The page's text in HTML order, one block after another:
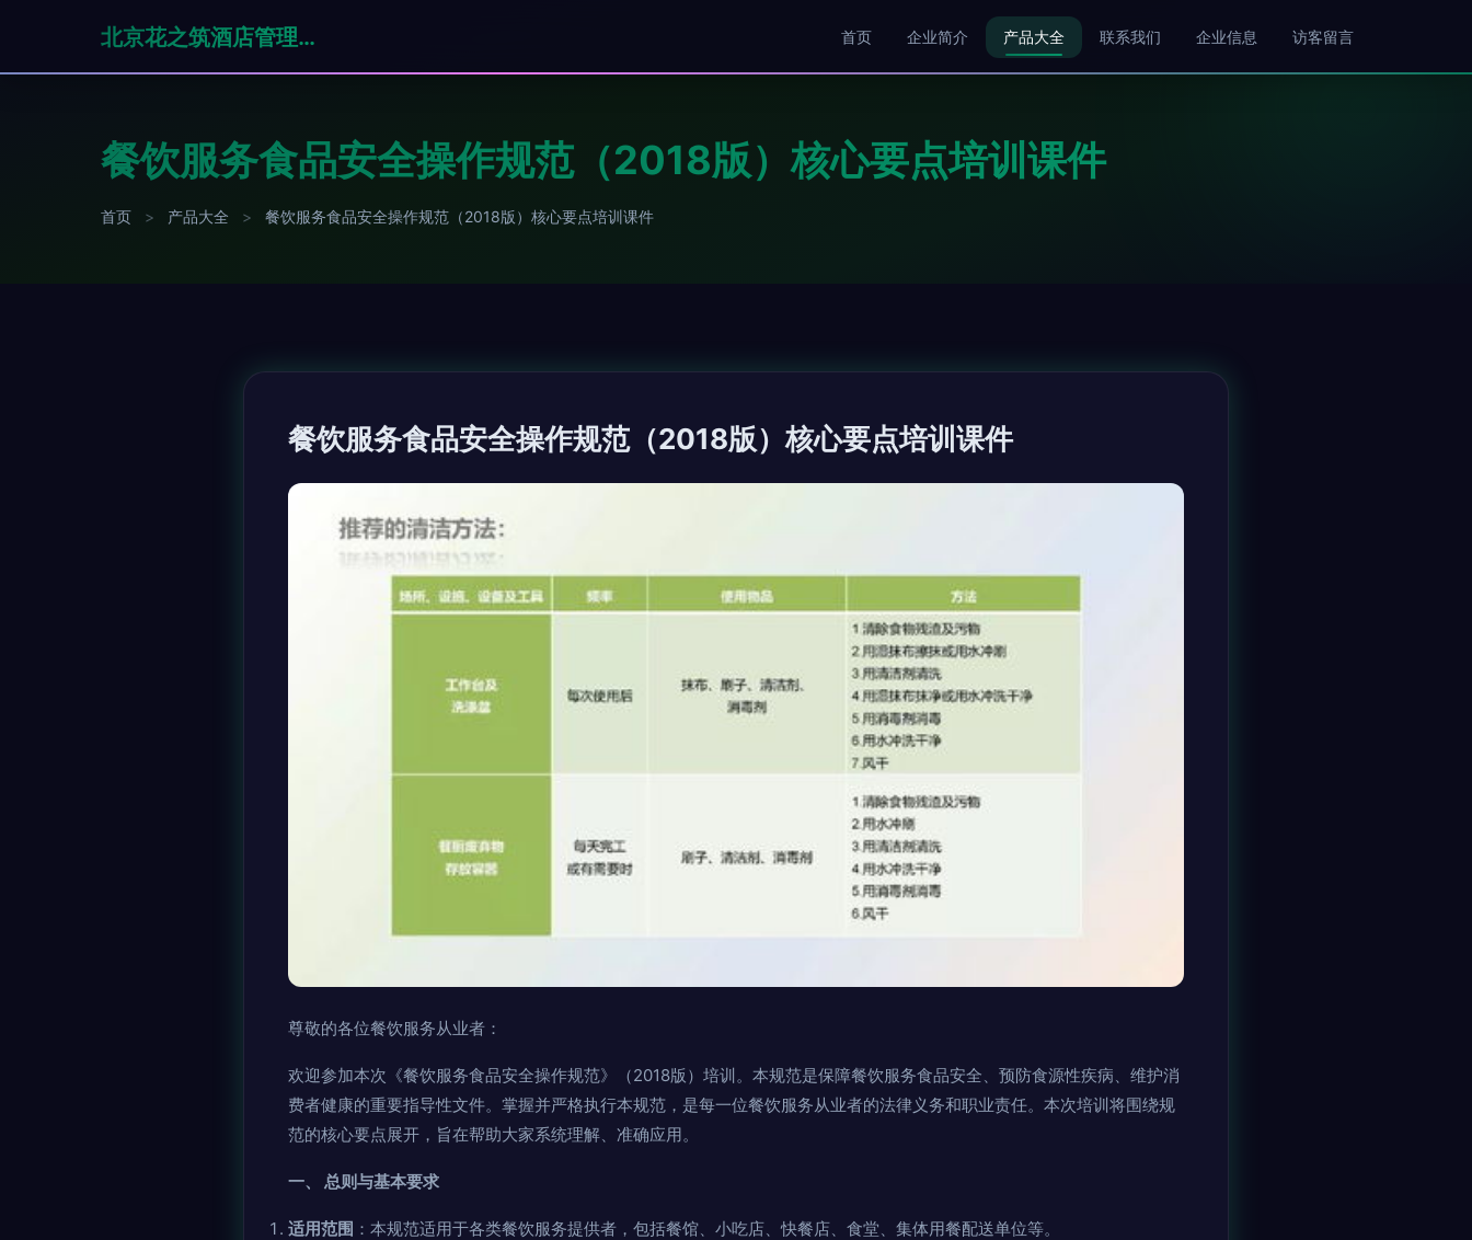
北京花之筑酒店管理有限公司 首页 企业简介 产品大全 联系我们 企业信息 访客留言
餐饮服务食品安全操作规范（2018版）核心要点培训课件
首页 > 产品大全 > 餐饮服务食品安全操作规范（2018版）核心要点培训课件
餐饮服务食品安全操作规范（2018版）核心要点培训课件
尊敬的各位餐饮服务从业者：
欢迎参加本次《餐饮服务食品安全操作规范》（2018版）培训。本规范是保障餐饮服务食品安全、预防食源性疾病、维护消
费者健康的重要指导性文件。掌握并严格执行本规范，是每一位餐饮服务从业者的法律义务和职业责任。本次培训将围绕规
范的核心要点展开，旨在帮助大家系统理解、准确应用。
一、 总则与基本要求
适用范围 ：本规范适用于各类餐饮服务提供者，包括餐馆、小吃店、快餐店、食堂、集体用餐配送单位等。